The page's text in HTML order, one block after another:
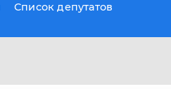
Список депутатов